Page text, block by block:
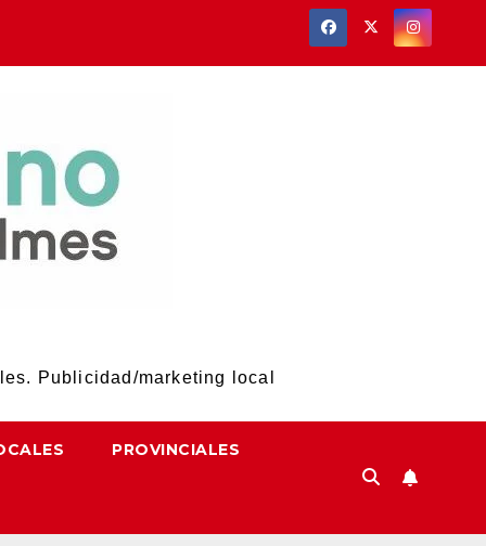
Publicidad/marketing local
PROVINCIALES